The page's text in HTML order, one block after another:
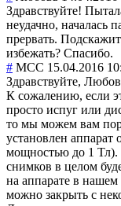
Здравствуйте!
неудачно, началась
прервать.
избежать? Спасибо.
# MCC 15.04.2016
Здравствуйте,
К сожалению, если
просто испуг или
то мы можем вам
установлен аппарат
мощностью до 1 Тл).
снимков в целом
на аппарате в
можно закрыть с